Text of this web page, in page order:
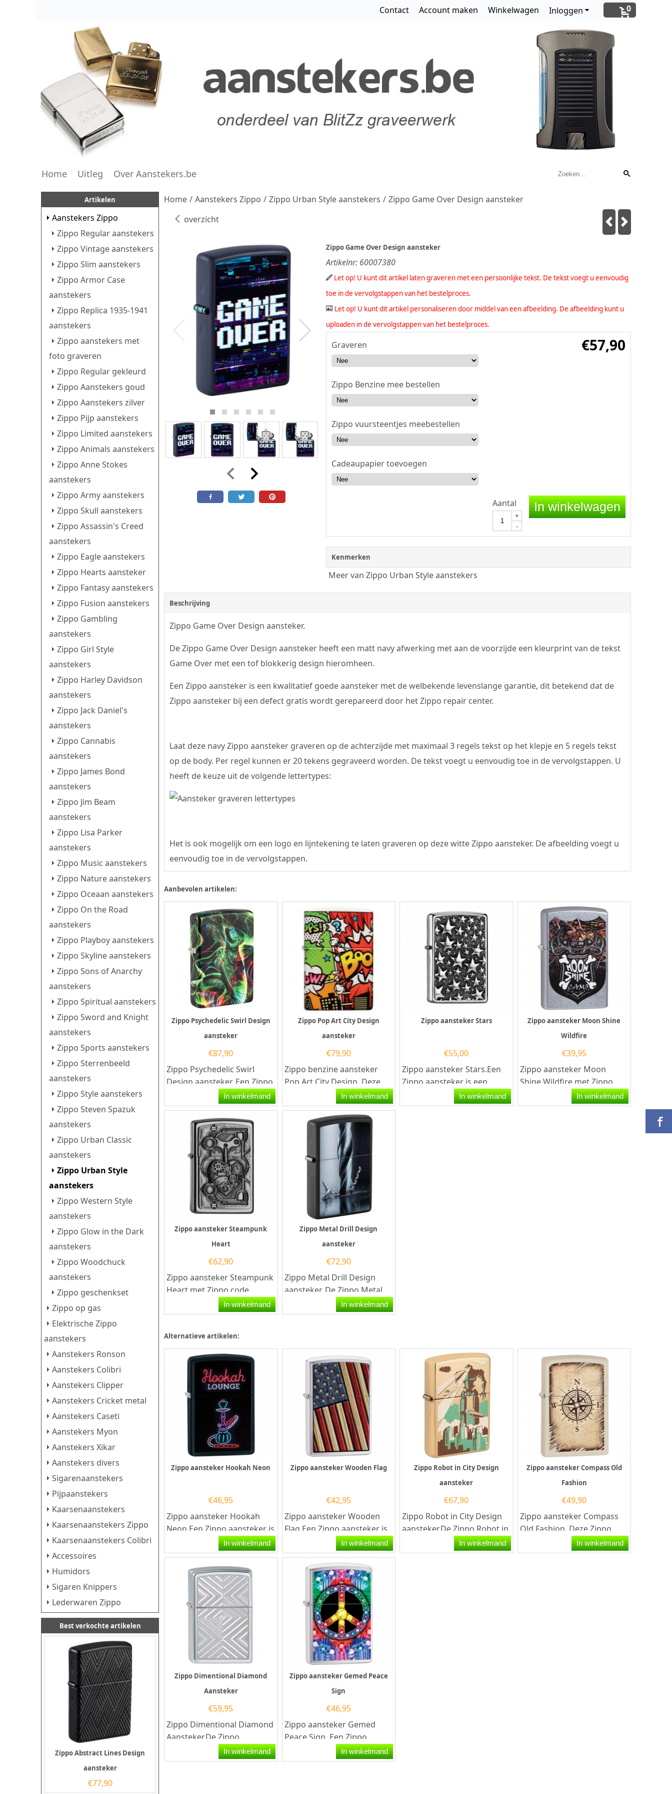
0
Inloggen
Contact Account maken Winkelwagen
Home Uitleg Over Aanstekers.be
Artikelen
Aanstekers Zippo
Zippo Regular aanstekers
Zippo Vintage aanstekers
Zippo Slim aanstekers
Zippo Armor Case
aanstekers
Zippo Replica 1935-1941
aanstekers
Zippo aanstekers met
foto graveren
Zippo Regular gekleurd
Zippo Aanstekers goud
Zippo Aanstekers zilver
Zippo Pijp aanstekers
Zippo Limited aanstekers
Zippo Animals aanstekers
Zippo Anne Stokes
aanstekers
Zippo Army aanstekers
Zippo Skull aanstekers
Zippo Assassin's Creed
aanstekers
Zippo Eagle aanstekers
Zippo Hearts aansteker
Zippo Fantasy aanstekers
Zippo Fusion aanstekers
Zippo Gambling
aanstekers
Zippo Girl Style
aanstekers
Zippo Harley Davidson
aanstekers
Zippo Jack Daniel's
aanstekers
Zippo Cannabis
aanstekers
Zippo James Bond
aanstekers
Zippo Jim Beam
aanstekers
Zippo Lisa Parker
aanstekers
Zippo Music aanstekers
Zippo Nature aanstekers
Zippo Oceaan aanstekers
Zippo On the Road
aanstekers
Zippo Playboy aanstekers
Zippo Skyline aanstekers
Zippo Sons of Anarchy
aanstekers
Zippo Spiritual aanstekers
Zippo Sword and Knight
aanstekers
Zippo Sports aanstekers
Zippo Sterrenbeeld
aanstekers
Zippo Style aanstekers
Zippo Steven Spazuk
aanstekers
Zippo Urban Classic
aanstekers
Zippo Urban Style
aanstekers
Zippo Western Style
aanstekers
Zippo Glow in the Dark
aanstekers
Zippo Woodchuck
aanstekers
Zippo geschenkset
Zippo op gas
Elektrische Zippo
aanstekers
Aanstekers Ronson
Aanstekers Colibri
Aanstekers Clipper
Aanstekers Cricket metal
Aanstekers Caseti
Aanstekers Myon
Aanstekers Xikar
Aanstekers divers
Sigarenaanstekers
Pijpaanstekers
Kaarsenaanstekers
Kaarsenaanstekers Zippo
Kaarsenaanstekers Colibri
Accessoires
Humidors
Sigaren Knippers
Lederwaren Zippo
Best verkochte artikelen
Zippo Abstract Lines Design
aansteker
€77,90
Home / Aanstekers Zippo / Zippo Urban Style aanstekers / Zippo Game Over Design aansteker
overzicht
Zippo Game Over Design aansteker
Artikelnr: 60007380
Let op! U kunt dit artikel laten graveren met een persoonlijke tekst. De tekst voegt u eenvoudig
toe in de vervolgstappen van het bestelproces.
Let op! U kunt dit artikel personaliseren door middel van een afbeelding. De afbeelding kunt u
uploaden in de vervolgstappen van het bestelproces.
€57,90
Graveren
Zippo Benzine mee bestellen
Zippo vuursteentjes meebestellen
Cadeaupapier toevoegen
Aantal
+
-
In winkelwagen
Kenmerken
Meer van Zippo Urban Style aanstekers
Beschrijving
Zippo Game Over Design aansteker.
De Zippo Game Over Design aansteker heeft een matt navy afwerking met aan de voorzijde een kleurprint van de tekst
Game Over met een tof blokkerig design hieromheen.
Een Zippo aansteker is een kwalitatief goede aansteker met de welbekende levenslange garantie, dit betekend dat de
Zippo aansteker bij een defect gratis wordt gerepareerd door het Zippo repair center.
Laat deze navy Zippo aansteker graveren op de achterzijde met maximaal 3 regels tekst op het klepje en 5 regels tekst
op de body. Per regel kunnen er 20 tekens gegraveerd worden. De tekst voegt u eenvoudig toe in de vervolgstappen. U
heeft de keuze uit de volgende lettertypes:
Het is ook mogelijk om een logo en lijntekening te laten graveren op deze witte Zippo aansteker. De afbeelding voegt u
eenvoudig toe in de vervolgstappen.
Aanbevolen artikelen:
Zippo Psychedelic Swirl Design
aansteker
€87,90
Zippo Psychedelic Swirl
Design aansteker. Een Zippo
benzine aansteker is een
kwalitatief...
In winkelmand
Zippo Pop Art City Design
aansteker
€79,90
Zippo benzine aansteker
Pop Art City Design. Deze
Zippo benzine aansteker
heeft een...
In winkelmand
Zippo aansteker Stars
€55,00
Zippo aansteker Stars.Een
Zippo aansteker is een
goede aansteker met de
In winkelmand
Zippo aansteker Moon Shine
Wildfire
€39,95
Zippo aansteker Moon
Shine Wildfire met Zippo
code 60.004.206.Een Zippo
aansteker is een...
In winkelmand
Zippo aansteker Steampunk
Heart
€62,90
Zippo aansteker Steampunk
Heart met Zippo code
2005032. Deze Zippo
aansteker heeft een mat
In winkelmand
Zippo Metal Drill Design
aansteker
€72,90
Zippo Metal Drill Design
aansteker. De Zippo Metal
Drill Design aansteker heeft
een matt...
In winkelmand
Alternatieve artikelen:
Zippo aansteker Hookah Neon
€46,95
Zippo aansteker Hookah
Neon.Een Zippo aansteker is
een kwalitatief
goede aansteker met de...
In winkelmand
Zippo aansteker Wooden Flag
€42,95
Zippo aansteker Wooden
Flag.Een Zippo aansteker is
een kwalitatief
goede aansteker met de...
In winkelmand
Zippo Robot in City Design
aansteker
€67,90
Zippo Robot in City Design
aansteker.De Zippo Robot in
City Design aansteker heeft
een hoogglans...
In winkelmand
Zippo aansteker Compass Old
Fashion
€49,90
Zippo aansteker Compass
Old Fashion. Deze Zippo
aansteker heeft een matte...
In winkelmand
Zippo Dimentional Diamond
Aansteker
€59,95
Zippo Dimentional Diamond
Aansteker.De Zippo
Dimentional Diamond
Aansteker heeft een
In winkelmand
Zippo aansteker Gemed Peace
Sign
€46,95
Zippo aansteker Gemed
Peace Sign. Een Zippo
aansteker is een kwalitatief
goede aansteker met de...
In winkelmand